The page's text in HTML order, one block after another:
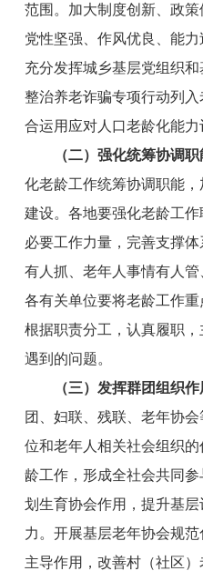
范围。加大制度创新、政
党性坚强、作风优良、能
充分发挥城乡基层党组织和
整治养老诈骗专项行动列入
合运用应对人口老龄化能力
（二）强化统筹协调职
化老龄工作统筹协调职能
建设。各地要强化老龄工
必要工作力量，完善支撑
有人抓、老年人事情有人
各有关单位要将老龄工作重
根据职责分工，认真履职
遇到的问题。
（三） 发挥群团组织作
团、妇联、残联
老年协会
位和老年人相关社会组织
龄工作，形成全社会共同
划生育协会作用，提升基
力。开展基层老年协会规
主导作用，改善村（社区